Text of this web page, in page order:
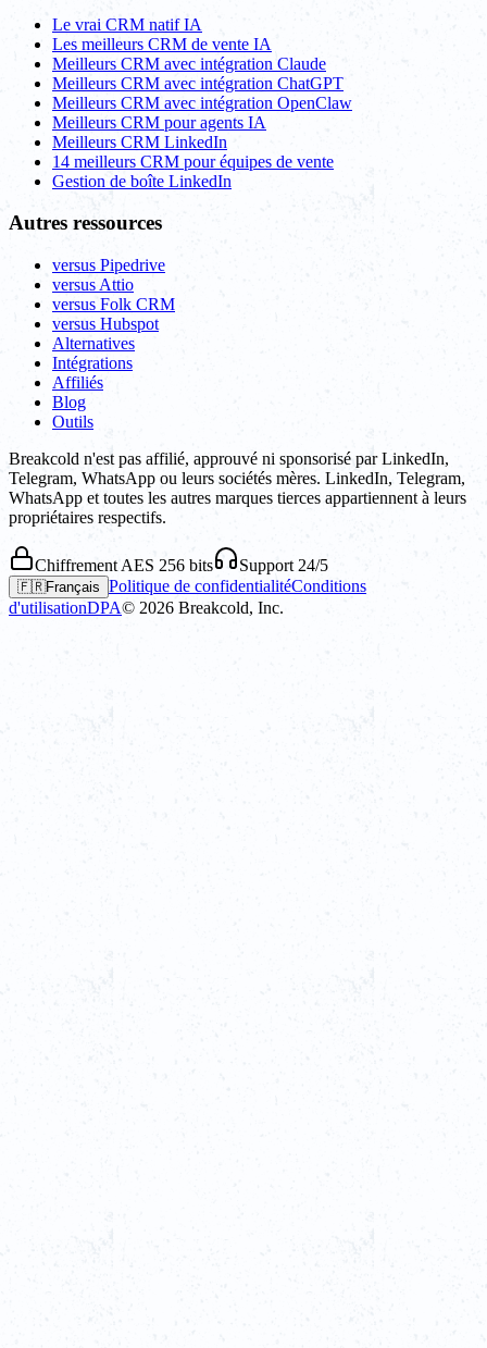
Le vrai CRM natif IA
Les meilleurs CRM de vente IA
Meilleurs CRM avec intégration Claude
Meilleurs CRM avec intégration ChatGPT
Meilleurs CRM avec intégration OpenClaw
Meilleurs CRM pour agents IA
Meilleurs CRM LinkedIn
14 meilleurs CRM pour équipes de vente
Gestion de boîte LinkedIn
Autres ressources
versus Pipedrive
versus Attio
versus Folk CRM
versus Hubspot
Alternatives
Intégrations
Affiliés
Blog
Outils
Breakcold n'est pas affilié, approuvé ni sponsorisé par LinkedIn,
Telegram, WhatsApp ou leurs sociétés mères. LinkedIn, Telegram,
WhatsApp et toutes les autres marques tierces appartiennent à leurs
propriétaires respectifs.
Chiffrement AES 256 bits Support 24/5
🇫🇷Français Politique de confidentialitéConditions
d'utilisationDPA© 2026 Breakcold, Inc.